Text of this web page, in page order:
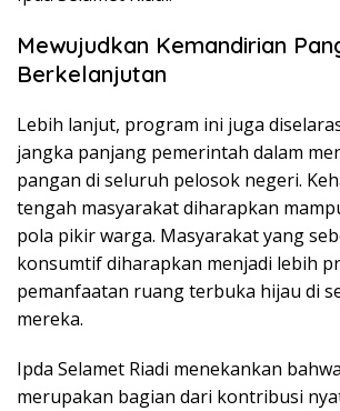
Mewujudkan Kemandirian
Berkelanjutan
Lebih lanjut, program ini juga
jangka panjang pemerintah dalam
pangan di seluruh pelosok negeri.
tengah masyarakat diharapkan
pola pikir warga. Masyarakat yang
konsumtif diharapkan menjadi lebih
pemanfaatan ruang terbuka hijau di
mereka.
Ipda Selamet Riadi menekankan
merupakan bagian dari kontribusi